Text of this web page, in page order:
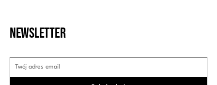
Newsletter